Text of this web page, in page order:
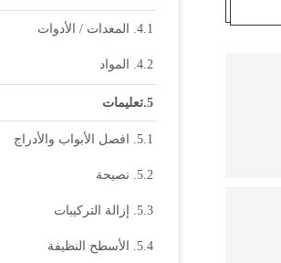
المعدات / الأدوات
المواد
تعليمات
افصل الأبواب والأدراج
نصيحة
إزالة التركيبات
الأسطح النظيفة